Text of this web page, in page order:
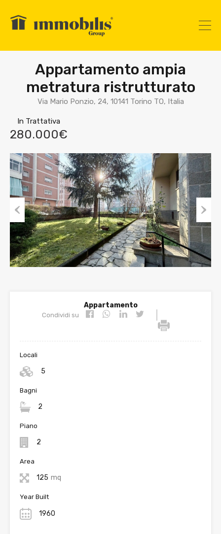
Appartamento ampia
metratura ristrutturato
Via Mario Ponzio, 24, 10141 Torino TO, Italia
In Trattativa
280.000€
Prev
ious
Nex
t
Appartamento
Condividi su
Locali
5
Bagni
2
Piano
2
Area
125 mq
Year Built
1960